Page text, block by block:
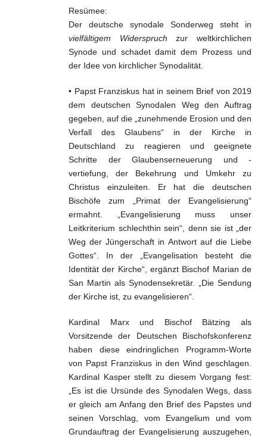
Resümee:
Der deutsche synodale Sonderweg steht in
vielfältigem Widerspruch zur weltkirchlichen
Synode und schadet damit dem Prozess und
der Idee von kirchlicher Synodalität.
• Papst Franziskus hat in seinem Brief von 2019
dem deutschen Synodalen Weg den Auftrag
gegeben, auf die „zunehmende Erosion und den
Verfall des Glaubens“ in der Kirche in
Deutschland zu reagieren und geeignete
Schritte der Glaubenserneuerung und -
vertiefung, der Bekehrung und Umkehr zu
Christus einzuleiten. Er hat die deutschen
Bischöfe zum „Primat der Evangelisierung“
ermahnt. „Evangelisierung muss unser
Leitkriterium schlechthin sein“, denn sie ist „der
Weg der Jüngerschaft in Antwort auf die Liebe
Gottes“. In der „Evangelisation besteht die
Identität der Kirche“, ergänzt Bischof Marian de
San Martin als Synodensekretär. „Die Sendung
der Kirche ist, zu evangelisieren“.
Kardinal Marx und Bischof Bätzing als
Vorsitzende der Deutschen Bischofskonferenz
haben diese eindringlichen Programm-Worte
von Papst Franziskus in den Wind geschlagen.
Kardinal Kasper stellt zu diesem Vorgang fest:
„Es ist die Ursünde des Synodalen Wegs, dass
er gleich am Anfang den Brief des Papstes und
seinen Vorschlag, vom Evangelium und vom
Grundauftrag der Evangelisierung auszugehen,